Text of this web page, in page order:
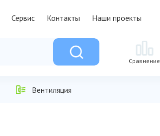
Сервис Контакты Наши проекты
Сравнение
Вентиляция